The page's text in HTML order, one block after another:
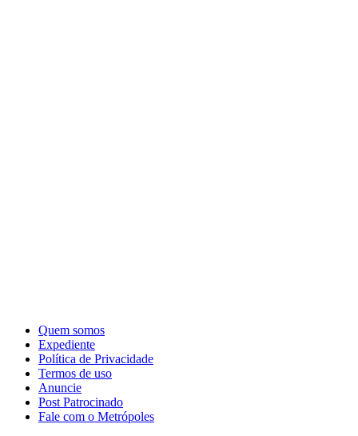
Quem somos
Expediente
Política de Privacidade
Termos de uso
Anuncie
Post Patrocinado
Fale com o Metrópoles